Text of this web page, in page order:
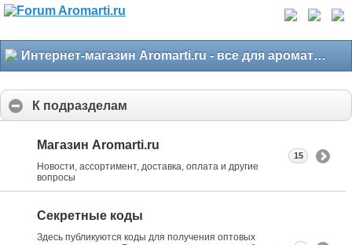
Интернет-магазин Aromarti.ru - все для ароматерапии
К подразделам
Магазин Aromarti.ru
Новости, ассортимент, доставка, оплата и другие
вопросы
15
Секретные коды
Здесь публикуются коды для получения оптовых